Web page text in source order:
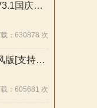
东亚王朝1645V3.1国庆版[支持1.2.12][整合版]
：630878 次
混搭武器包-国风版[支持1.3x-1.2x][原创]
：605681 次